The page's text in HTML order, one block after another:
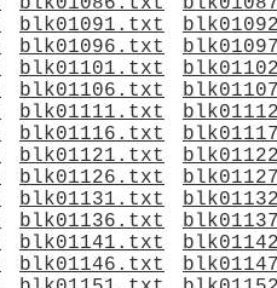
blk01091.txt
blk01096.txt
blk01101.txt
blk01106.txt
blk01111.txt
blk01116.txt
blk01121.txt
blk01126.txt
blk01131.txt
blk01136.txt
blk01141.txt
blk01146.txt